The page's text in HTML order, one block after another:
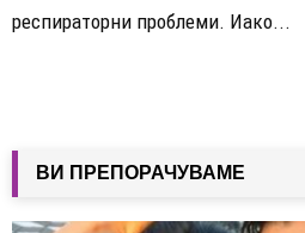
респираторни проблеми. Иако...
ВИ ПРЕПОРАЧУВАМЕ